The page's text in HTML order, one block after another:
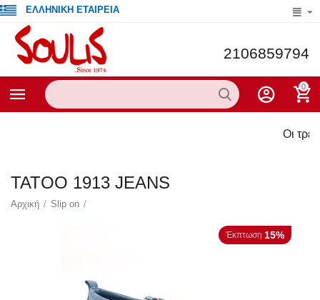
ΕΛΛΗΝΙΚΗ ΕΤΑΙΡΕΙΑ
2106859794
0
Οι τρέχουσες
TATOO 1913 JEANS
Αρχική / Slip on /
Έκπτωση 15%